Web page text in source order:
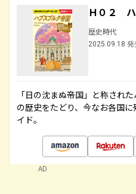
Ｈ０２ ハ
歴史時代
2025.09.18 発
「日の沈まぬ帝国」と称され
の歴史をたどり、今なお各国
イド。
AD